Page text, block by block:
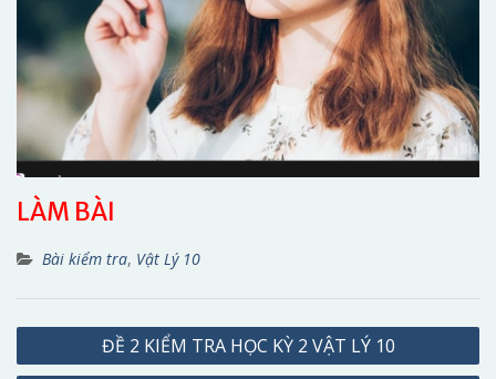
LÀM BÀI
Bài kiểm tra, Vật Lý 10
Điều
hướng
ĐỀ 2 KIỂM TRA HỌC KỲ 2 VẬT LÝ 10